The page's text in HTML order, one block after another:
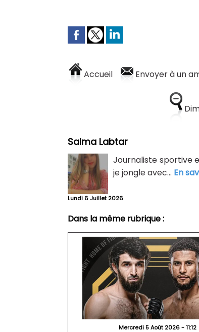
Accueil Envoyer à un
Salma Labtar
Journaliste sportive
je jongle avec... En
Lundi 6 Juillet 2026
Dans la même rubrique :
Mercredi 5 Août 2026 - 11:12